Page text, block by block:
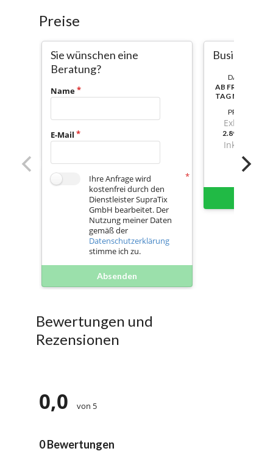
Preise
Sie wünschen eine
Beratung?
Name
E-Mail
Ihre Anfrage wird
kostenfrei durch den
Dienstleister SupraTix
GmbH bearbeitet. Der
Nutzung meiner Daten
gemäß der
Datenschutzerklärung
stimme ich zu.
Absenden
Business
DAUER:
AB
TAG NUTZBAR
PREIS
Exkl. Mwst.
Inkl. Mwst.
Bewertungen und
Rezensionen
0,0 von 5
0 Bewertungen